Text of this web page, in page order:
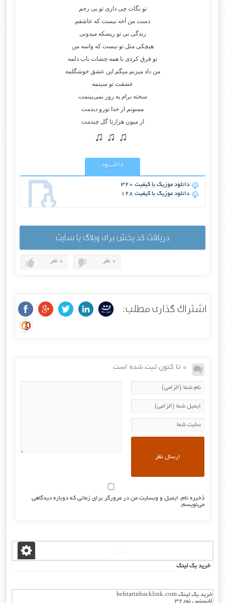
تو نگات چی داری تو بی رحم
دست من آخه نیست که عاشقم
زندگی بی تو ریسکه میدونی
هیچکی مثل تو نیست که واسه من
تو فرق کردی با همه چشات باب دلمه
من داد میزنم میگم این عشق خوشگلمه
عشقت تو سینمه
سخته برام یه روز نمی‌بینمت
ممنونم از خدا تورو دیدمت
از میون هزارتا گل چیدمت
♫ ♫ ♫
دانلــــود
دانلود موزیک با کیفیت 320
دانلود موزیک با کیفیت 128
دریافت کد پخش برای وبلاگ یا سایت
0 نفر 0 نفر
اشتراک گذاری مطلب:
0 تا کنون ثبت شده است
ذخیره نام، ایمیل و وبسایت من در مرورگر برای زمانی که دوباره دیدگاهی
می‌نویسم.
خرید بک لینک
خرید بک لینک behtarinbacklink.com
لایسنس نود32